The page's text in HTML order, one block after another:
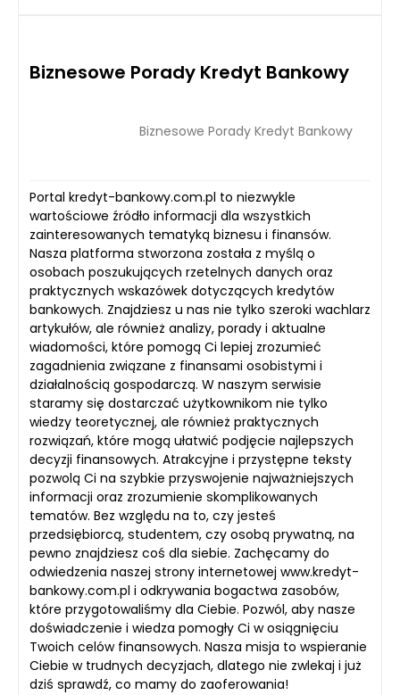
Biznesowe Porady Kredyt Bankowy
Biznesowe Porady Kredyt Bankowy
Portal kredyt-bankowy.com.pl to niezwykle
wartościowe źródło informacji dla wszystkich
zainteresowanych tematyką biznesu i finansów.
Nasza platforma stworzona została z myślą o
osobach poszukujących rzetelnych danych oraz
praktycznych wskazówek dotyczących kredytów
bankowych. Znajdziesz u nas nie tylko szeroki wachlarz
artykułów, ale również analizy, porady i aktualne
wiadomości, które pomogą Ci lepiej zrozumieć
zagadnienia związane z finansami osobistymi i
działalnością gospodarczą. W naszym serwisie
staramy się dostarczać użytkownikom nie tylko
wiedzy teoretycznej, ale również praktycznych
rozwiązań, które mogą ułatwić podjęcie najlepszych
decyzji finansowych. Atrakcyjne i przystępne teksty
pozwolą Ci na szybkie przyswojenie najważniejszych
informacji oraz zrozumienie skomplikowanych
tematów. Bez względu na to, czy jesteś
przedsiębiorcą, studentem, czy osobą prywatną, na
pewno znajdziesz coś dla siebie. Zachęcamy do
odwiedzenia naszej strony internetowej www.kredyt-
bankowy.com.pl i odkrywania bogactwa zasobów,
które przygotowaliśmy dla Ciebie. Pozwól, aby nasze
doświadczenie i wiedza pomogły Ci w osiągnięciu
Twoich celów finansowych. Nasza misja to wspieranie
Ciebie w trudnych decyzjach, dlatego nie zwlekaj i już
dziś sprawdź, co mamy do zaoferowania!